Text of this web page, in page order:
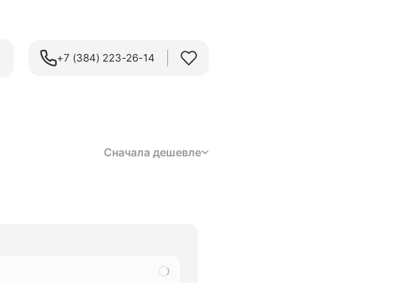
+7 (384) 223-26-14‬
Сначала дешевле